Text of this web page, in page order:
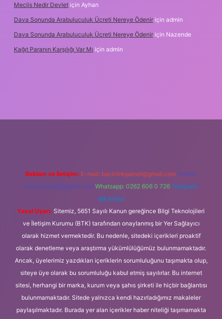
Meclis Nedir Devlet için Ayhan
Dava Sonunda Arabuluculuk Ücreti Nereye Ödenir için admin
Dava Sonunda Arabuluculuk Ücreti Nereye Ödenir için Nazende
Kağıt Paranın Karşılığı Var Mı için admin
Reklam ve İletişim: E-mail: backlinkpaneli@gmail.com Teams:
forumhizmeti@gmail.com Whatsapp: 0262 606 0 726 Telegram:
@karabul
Yasal Uyarı: Sitemiz, 5651 Sayılı Kanun gereğince Bilgi Teknolojileri
ve İletişim Kurumu (BTK) tarafından onaylanmış bir Yer Sağlayıcı
olarak hizmet vermektedir. Bu nedenle, sitedeki içerikleri proaktif
olarak denetleme veya araştırma yükümlülüğümüz bulunmamaktadır.
Ancak, üyelerimiz yazdıkları içeriklerin sorumluluğunu taşımakta olup,
siteye üye olarak bu sorumluluğu kabul etmiş sayılırlar. Bu internet
sitesi, herhangi bir marka, kurum veya şahıs şirketi ile hiçbir bağlantısı
bulunmamaktadır. Sitede yalnızca kendi hazırladığımız makaleler
paylaşılmaktadır. Burada yer alan içerikler haber niteliği taşımamakta